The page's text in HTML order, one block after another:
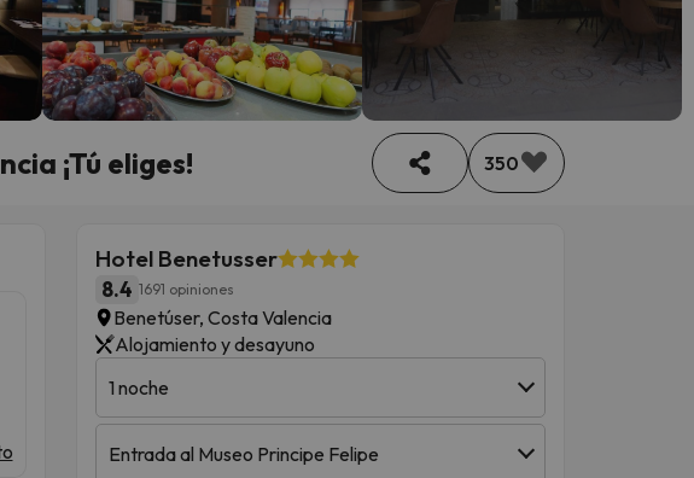
¡Tú eliges! 350
Hotel Benetusser
8.4 1691 opiniones
Benetúser, Costa Valencia
Alojamiento y desayuno
1 noche
Entrada al Museo Principe Felipe